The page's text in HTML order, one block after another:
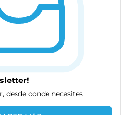
desde donde necesites